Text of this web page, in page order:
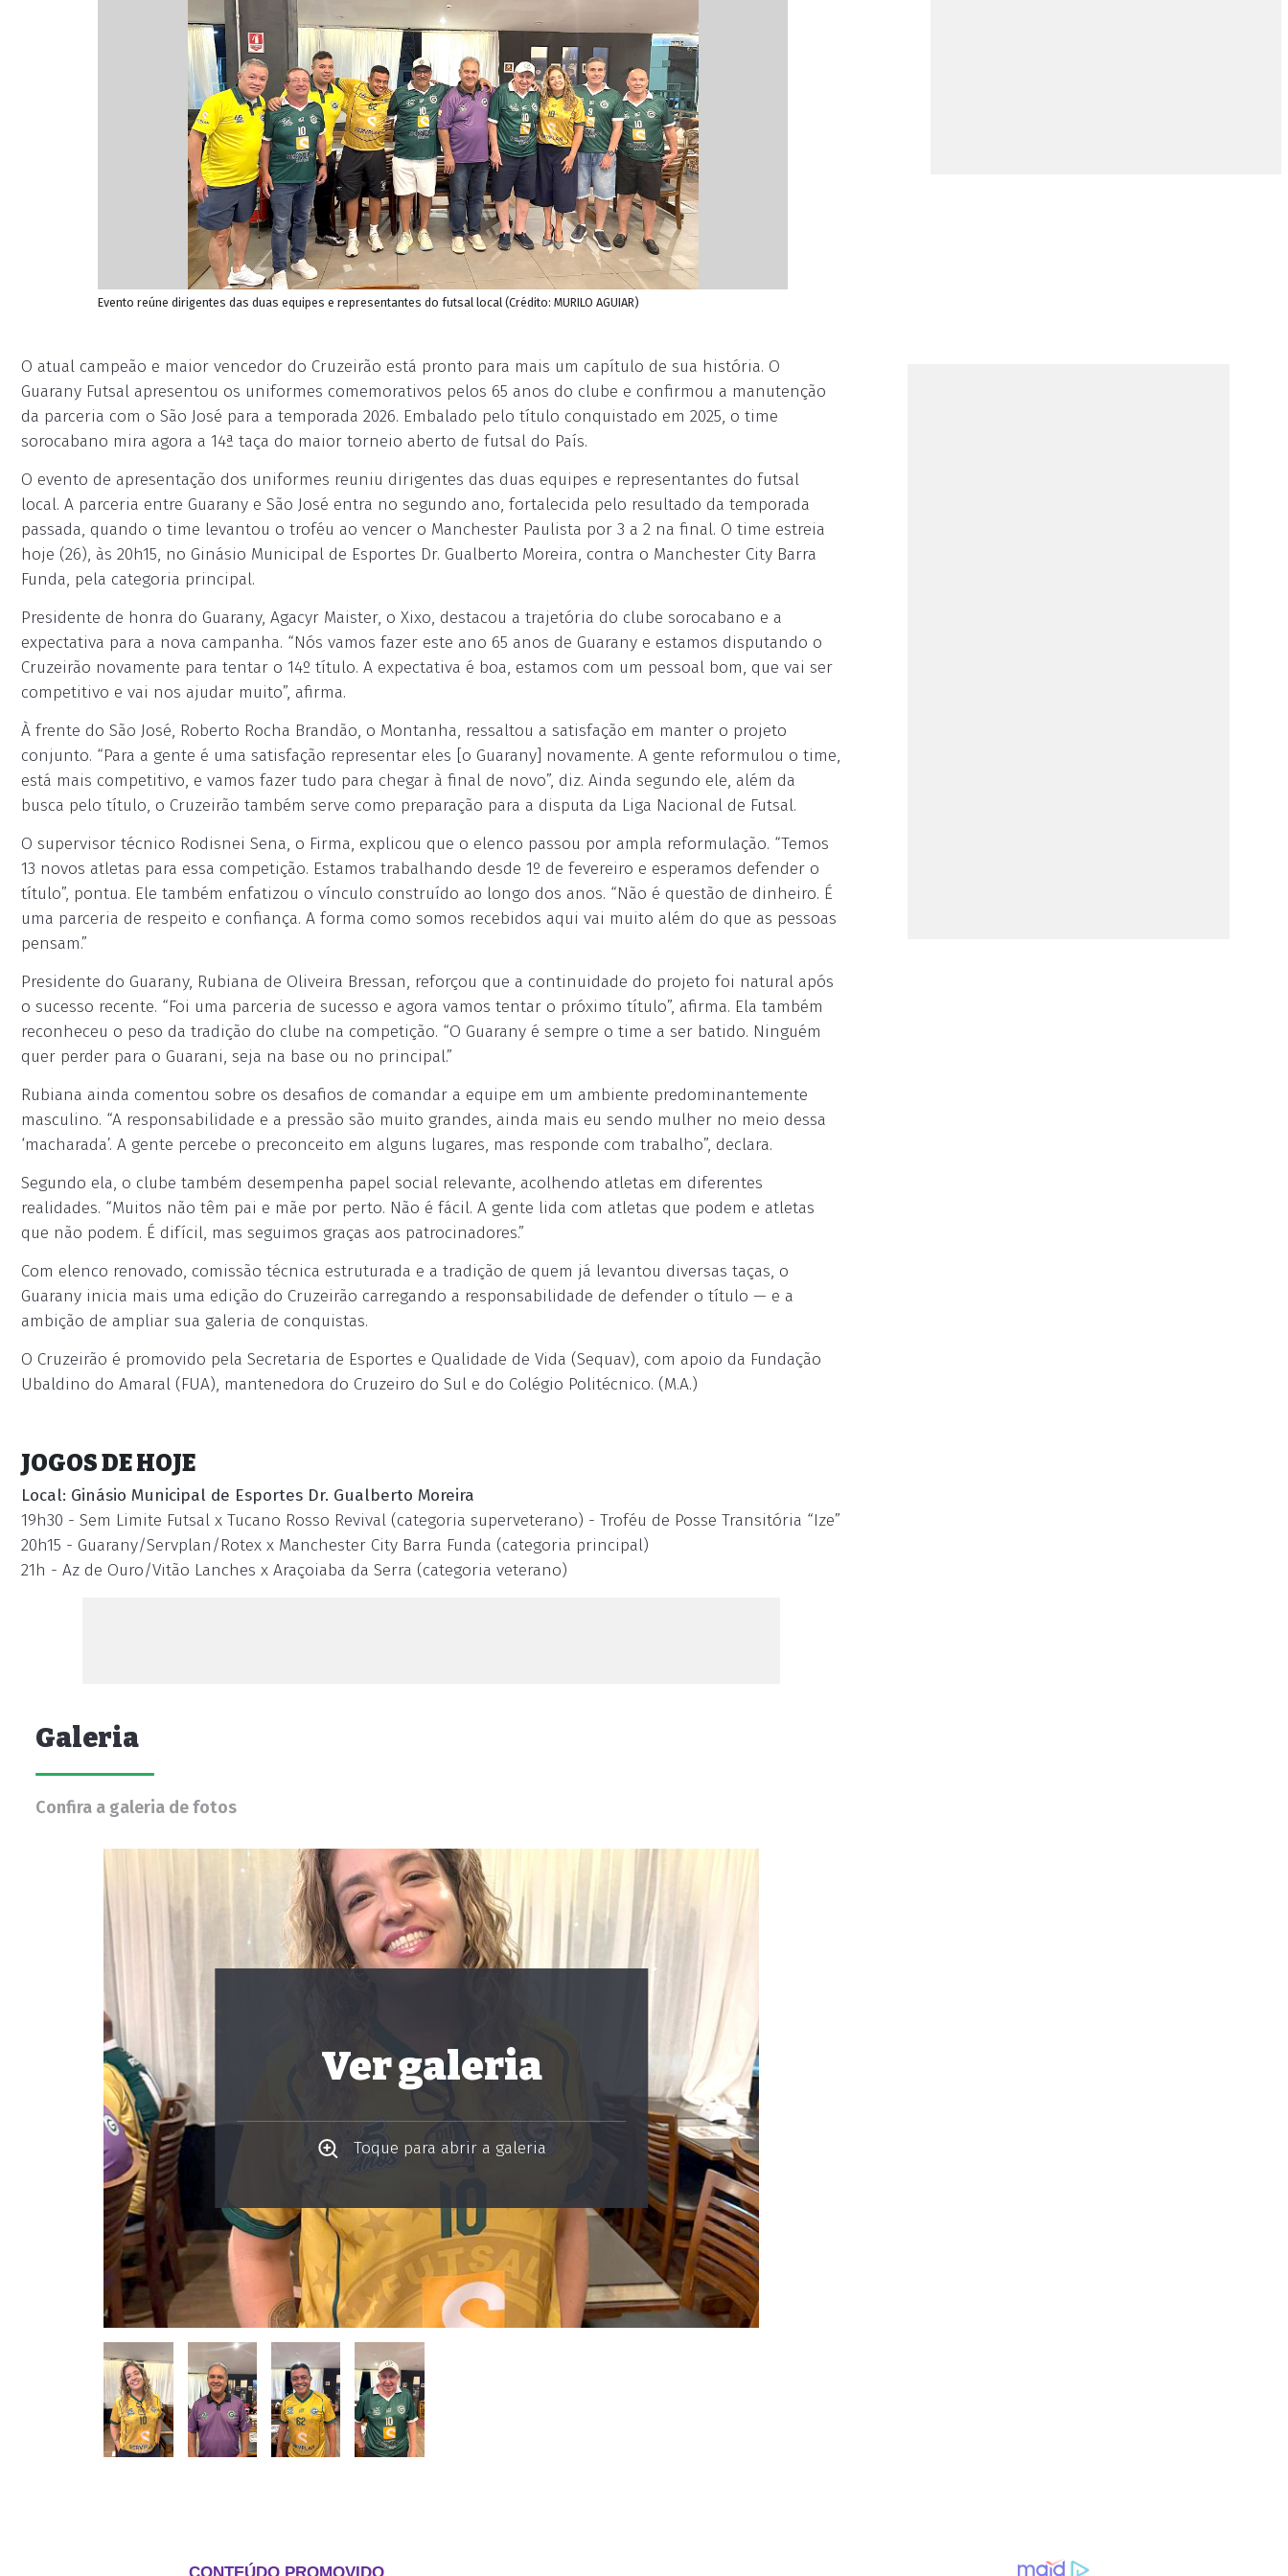
Evento reúne dirigentes das duas equipes e representantes do futsal local (Crédito: MURILO AGUIAR)
O atual campeão e maior vencedor do Cruzeirão está pronto para mais um capítulo de sua história. O
Guarany Futsal apresentou os uniformes comemorativos pelos 65 anos do clube e confirmou a manutenção
da parceria com o São José para a temporada 2026. Embalado pelo título conquistado em 2025, o time
sorocabano mira agora a 14ª taça do maior torneio aberto de futsal do País.
O evento de apresentação dos uniformes reuniu dirigentes das duas equipes e representantes do futsal
local. A parceria entre Guarany e São José entra no segundo ano, fortalecida pelo resultado da temporada
passada, quando o time levantou o troféu ao vencer o Manchester Paulista por 3 a 2 na final. O time estreia
hoje (26), às 20h15, no Ginásio Municipal de Esportes Dr. Gualberto Moreira, contra o Manchester City Barra
Funda, pela categoria principal.
Presidente de honra do Guarany, Agacyr Maister, o Xixo, destacou a trajetória do clube sorocabano e a
expectativa para a nova campanha. “Nós vamos fazer este ano 65 anos de Guarany e estamos disputando o
Cruzeirão novamente para tentar o 14º título. A expectativa é boa, estamos com um pessoal bom, que vai ser
competitivo e vai nos ajudar muito”, afirma.
À frente do São José, Roberto Rocha Brandão, o Montanha, ressaltou a satisfação em manter o projeto
conjunto. “Para a gente é uma satisfação representar eles [o Guarany] novamente. A gente reformulou o time,
está mais competitivo, e vamos fazer tudo para chegar à final de novo”, diz. Ainda segundo ele, além da
busca pelo título, o Cruzeirão também serve como preparação para a disputa da Liga Nacional de Futsal.
O supervisor técnico Rodisnei Sena, o Firma, explicou que o elenco passou por ampla reformulação. “Temos
13 novos atletas para essa competição. Estamos trabalhando desde 1º de fevereiro e esperamos defender o
título”, pontua. Ele também enfatizou o vínculo construído ao longo dos anos. “Não é questão de dinheiro. É
uma parceria de respeito e confiança. A forma como somos recebidos aqui vai muito além do que as pessoas
pensam.”
Presidente do Guarany, Rubiana de Oliveira Bressan, reforçou que a continuidade do projeto foi natural após
o sucesso recente. “Foi uma parceria de sucesso e agora vamos tentar o próximo título”, afirma. Ela também
reconheceu o peso da tradição do clube na competição. “O Guarany é sempre o time a ser batido. Ninguém
quer perder para o Guarani, seja na base ou no principal.”
Rubiana ainda comentou sobre os desafios de comandar a equipe em um ambiente predominantemente
masculino. “A responsabilidade e a pressão são muito grandes, ainda mais eu sendo mulher no meio dessa
‘macharada’. A gente percebe o preconceito em alguns lugares, mas responde com trabalho”, declara.
Segundo ela, o clube também desempenha papel social relevante, acolhendo atletas em diferentes
realidades. “Muitos não têm pai e mãe por perto. Não é fácil. A gente lida com atletas que podem e atletas
que não podem. É difícil, mas seguimos graças aos patrocinadores.”
Com elenco renovado, comissão técnica estruturada e a tradição de quem já levantou diversas taças, o
Guarany inicia mais uma edição do Cruzeirão carregando a responsabilidade de defender o título — e a
ambição de ampliar sua galeria de conquistas.
O Cruzeirão é promovido pela Secretaria de Esportes e Qualidade de Vida (Sequav), com apoio da Fundação
Ubaldino do Amaral (FUA), mantenedora do Cruzeiro do Sul e do Colégio Politécnico. (M.A.)
JOGOS DE HOJE
Local: Ginásio Municipal de Esportes Dr. Gualberto Moreira
19h30 - Sem Limite Futsal x Tucano Rosso Revival (categoria superveterano) - Troféu de Posse Transitória “Ize”
20h15 - Guarany/Servplan/Rotex x Manchester City Barra Funda (categoria principal)
21h - Az de Ouro/Vitão Lanches x Araçoiaba da Serra (categoria veterano)
Galeria
Confira a galeria de fotos
Ver galeria
Toque para abrir a galeria